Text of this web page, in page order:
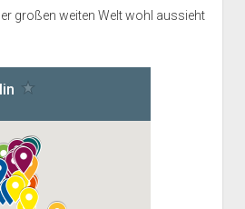
großen weiten Welt wohl aussieht